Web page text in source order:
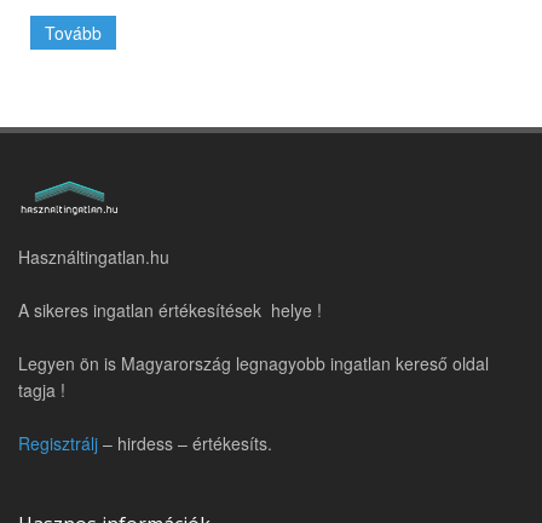
Tovább
Használtingatlan.hu
A sikeres ingatlan értékesítések helye !
Legyen ön is Magyarország legnagyobb ingatlan kereső oldal
tagja !
Regisztrálj – hirdess – értékesíts.